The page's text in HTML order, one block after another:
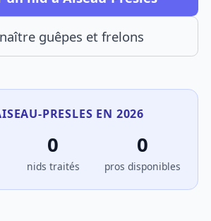
guêpes et frelons
PRESLES EN 2026
0
nids traités
0
pros disponibles